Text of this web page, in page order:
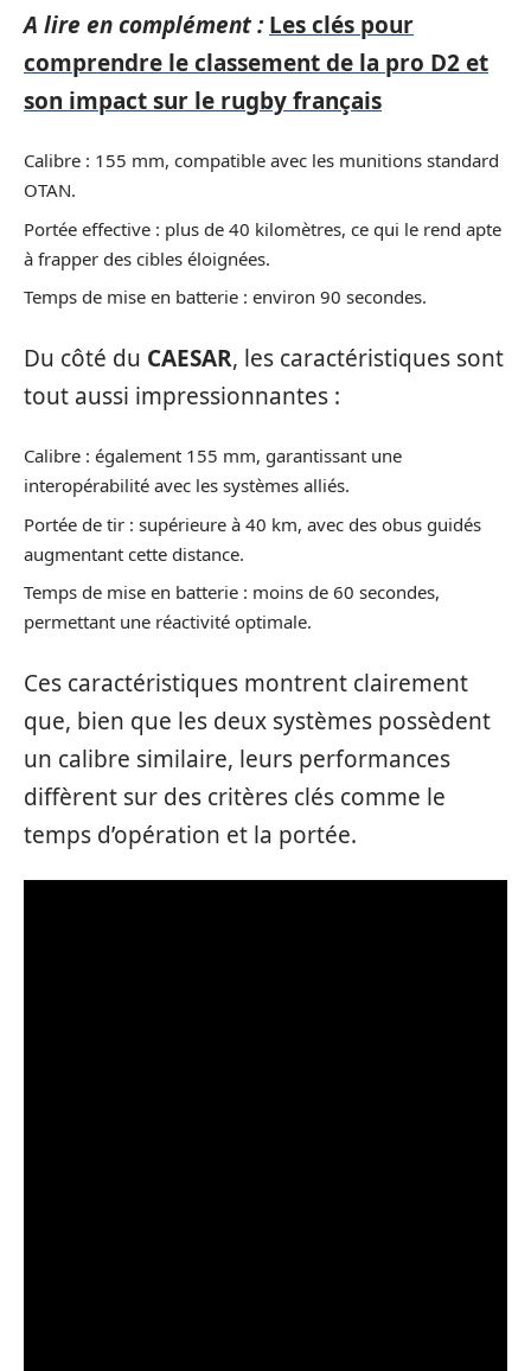
A lire en complément : Les clés pour
comprendre le classement de la pro D2 et
son impact sur le rugby français
Calibre : 155 mm, compatible avec les munitions standard
OTAN.
Portée effective : plus de 40 kilomètres, ce qui le rend apte
à frapper des cibles éloignées.
Temps de mise en batterie : environ 90 secondes.
Du côté du CAESAR, les caractéristiques sont
tout aussi impressionnantes :
Calibre : également 155 mm, garantissant une
interopérabilité avec les systèmes alliés.
Portée de tir : supérieure à 40 km, avec des obus guidés
augmentant cette distance.
Temps de mise en batterie : moins de 60 secondes,
permettant une réactivité optimale.
Ces caractéristiques montrent clairement
que, bien que les deux systèmes possèdent
un calibre similaire, leurs performances
diffèrent sur des critères clés comme le
temps d’opération et la portée.